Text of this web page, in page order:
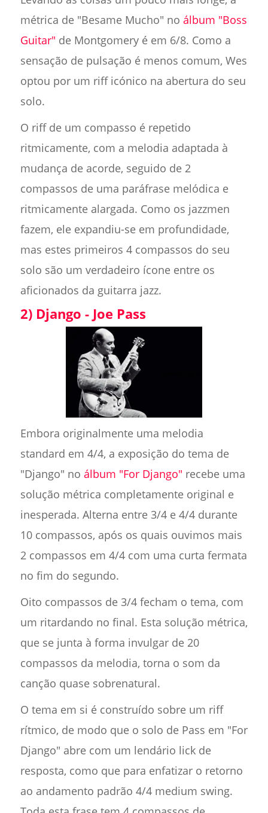
métrica de "Besame Mucho" no álbum "Boss
Guitar" de Montgomery é em 6/8. Como a
sensação de pulsação é menos comum, Wes
optou por um riff icónico na abertura do seu
solo.
O riff de um compasso é repetido
ritmicamente, com a melodia adaptada à
mudança de acorde, seguido de 2
compassos de uma paráfrase melódica e
ritmicamente alargada. Como os jazzmen
fazem, ele expandiu-se em profundidade,
mas estes primeiros 4 compassos do seu
solo são um verdadeiro ícone entre os
aficionados da guitarra jazz.
2) Django - Joe Pass
Embora originalmente uma melodia
standard em 4/4, a exposição do tema de
"Django" no álbum "For Django" recebe uma
solução métrica completamente original e
inesperada. Alterna entre 3/4 e 4/4 durante
10 compassos, após os quais ouvimos mais
2 compassos em 4/4 com uma curta fermata
no fim do segundo.
Oito compassos de 3/4 fecham o tema, com
um ritardando no final. Esta solução métrica,
que se junta à forma invulgar de 20
compassos da melodia, torna o som da
canção quase sobrenatural.
O tema em si é construído sobre um riff
rítmico, de modo que o solo de Pass em "For
Django" abre com um lendário lick de
resposta, como que para enfatizar o retorno
ao andamento padrão 4/4 medium swing.